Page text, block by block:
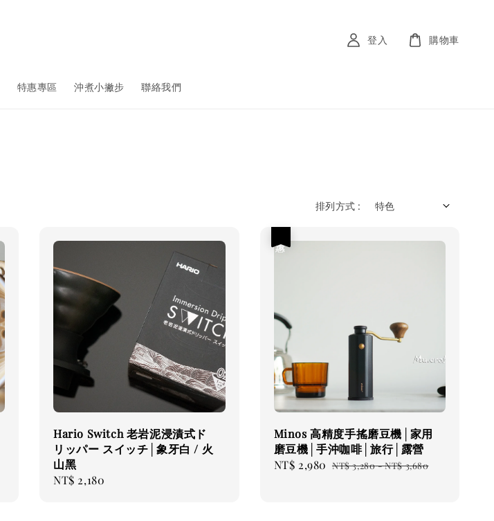
特惠專區 沖煮小撇步 聯絡我們
登入 購物車
排列方式 :
Hario Switch 老岩泥浸漬式ド
リッパー スイッチ│象牙白 / 火
山黑
Regular
NT$ 2,180
Minos 高精度手搖磨豆機│家用
磨豆機│手沖咖啡│旅行│露營
Sale
NT$ 2,980 Regular
NT$ 3,280-NT$ 3,680